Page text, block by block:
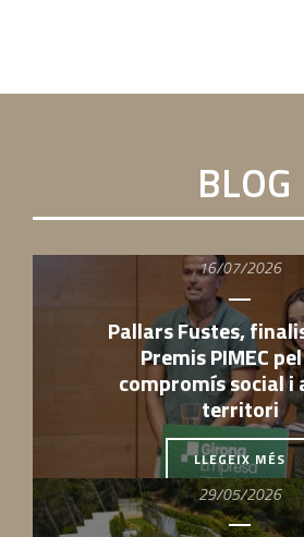
BLOG
16/07/2026
Pallars Fustes,
Premis PIMEC
compromís social i
territori
LLEGEIX MÉS
29/05/2026